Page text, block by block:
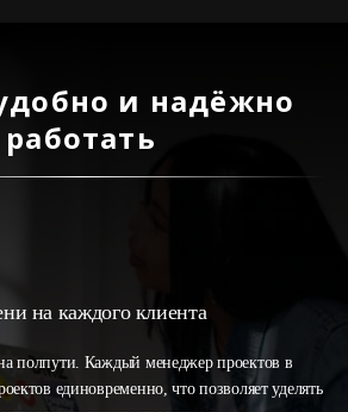
и надёжно
работать
на каждого клиента
полпути. Каждый менеджер проектов в
единовременно, что позволяет уделять